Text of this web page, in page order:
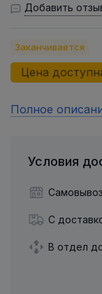
Добавить
Заканчивается
Цена
Полное
Условия
С
В отдел